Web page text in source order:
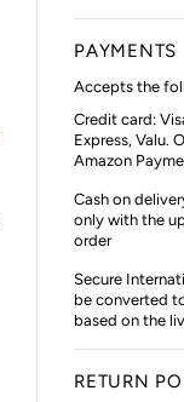
PAYMENTS
Accepts the
Credit card:
Express, Valu.
Amazon
Cash on
only with the
order
Secure
be converted
based on the
RETURN